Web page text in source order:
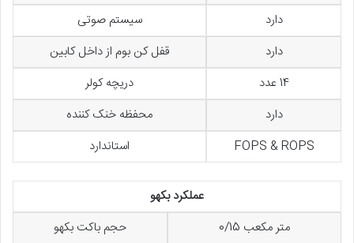
دارد
سیستم صوتی
دارد
قفل کن بوم از داخل کابین
14 عدد
دریچه کولر
دارد
محفظه خنک کننده
FOPS & ROPS
استاندارد
عملکرد بکهو
متر مکعب 0/15
حجم باکت بکهو